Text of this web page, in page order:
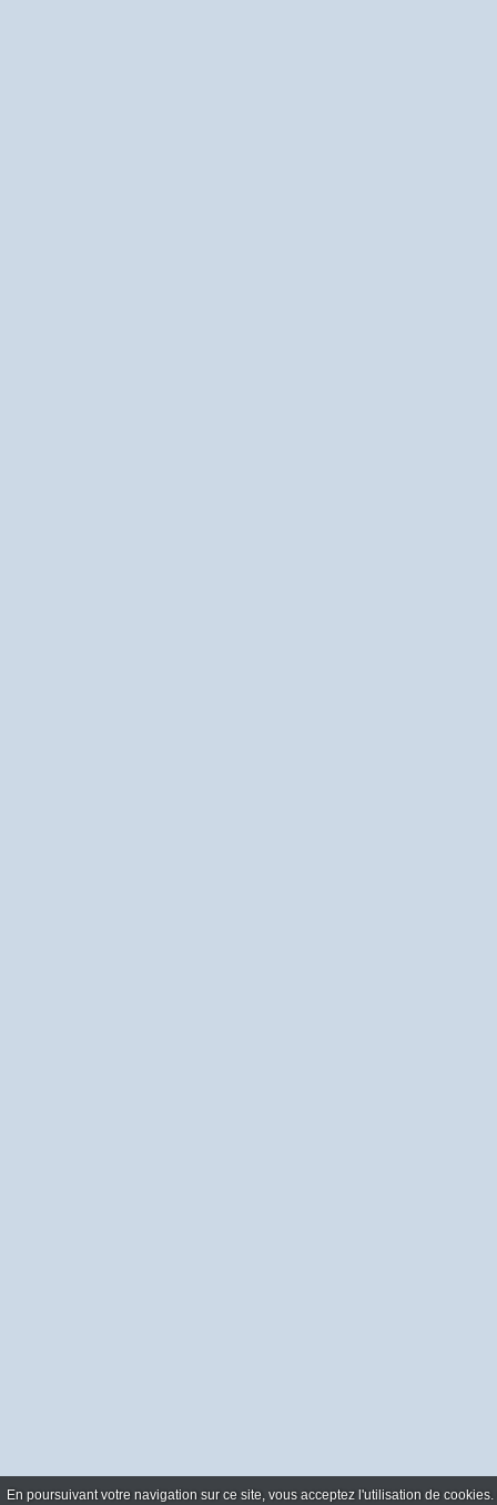
En poursuivant votre navigation sur ce site, vous acceptez l'utilisation de